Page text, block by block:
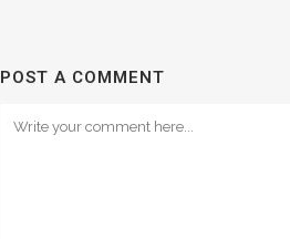
POST A COMMENT